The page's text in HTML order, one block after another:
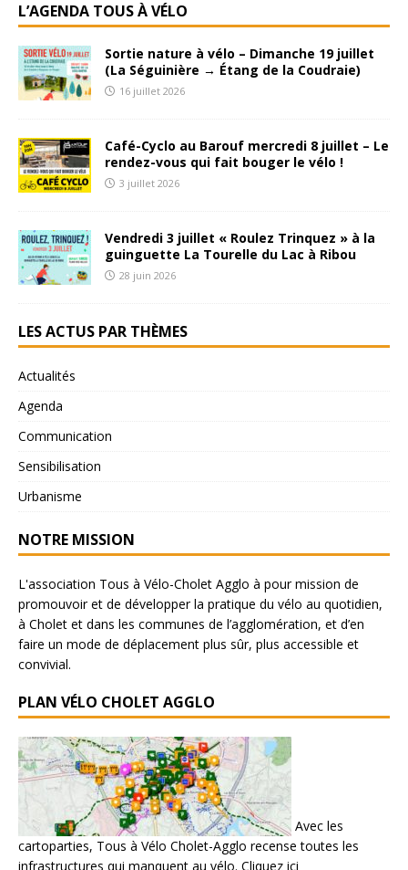
L’AGENDA TOUS À VÉLO
Sortie nature à vélo – Dimanche 19 juillet
(La Séguinière → Étang de la Coudraie)
16 juillet 2026
Café-Cyclo au Barouf mercredi 8 juillet – Le
rendez-vous qui fait bouger le vélo !
3 juillet 2026
Vendredi 3 juillet « Roulez Trinquez » à la
guinguette La Tourelle du Lac à Ribou
28 juin 2026
LES ACTUS PAR THÈMES
Actualités
Agenda
Communication
Sensibilisation
Urbanisme
NOTRE MISSION
L'association Tous à Vélo-Cholet Agglo à pour mission de
promouvoir et de développer la pratique du vélo au quotidien,
à Cholet et dans les communes de l’agglomération, et d’en
faire un mode de déplacement plus sûr, plus accessible et
convivial.
PLAN VÉLO CHOLET AGGLO
Avec les
cartoparties, Tous à Vélo Cholet-Agglo recense toutes les
infrastructures qui manquent au vélo. Cliquez ici